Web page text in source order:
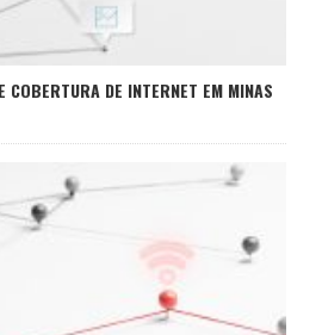
COBERTURA DE INTERNET EM MINAS